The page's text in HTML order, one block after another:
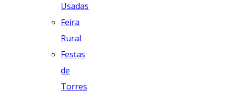
Usadas
Feira
Rural
Festas
de
Torres